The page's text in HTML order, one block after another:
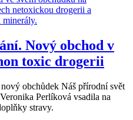
Nový obchod v
toxic drogerii
obchůdek Náš přírodní svět
Perlíková vsadila na
stravy.